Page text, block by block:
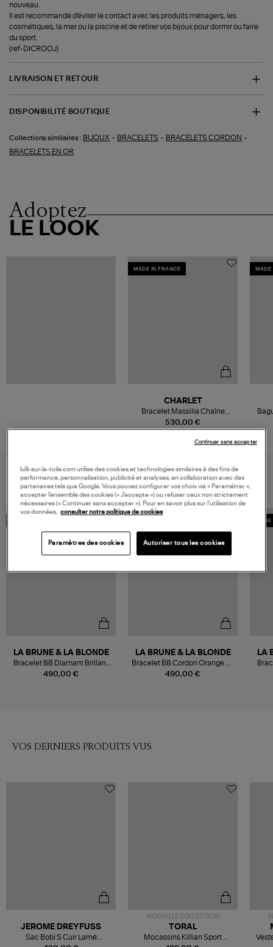
nouveau.
Il est recommandé d'éviter le contact avec les produits ménagers, les
cosmétiques, la mer ou la piscine et de retirer vos bijoux pour dormir ou faire
du sport.
(ref-DICROOJ)
LIVRAISON ET RETOUR
DISPONIBILITÉ BOUTIQUE
Collections similaires : BIJOUX - BRACELETS - BRACELETS CORDON -
BRACELETS EN OR
Adoptez
LE LOOK
MADE IN FRANCE
530,00 €
CHARLET
Bracelet Massilia Chaîne
Boule Or Jaune
MADE
VOUS AIMEREZ AUSSI
490,00 €
LA BRUNE & LA BLONDE
Bracelet BB Diamant Brillant
Cordon Rose Fluo Or Rose
490,00 €
LA BRUNE & LA BLONDE
Bracelet BB Cordon Orange Or
Jaune Diamant Brillant
LA
VOS DERNIERS PRODUITS VUS
JEROME DREYFUSS
Sac Bobi S Cuir Lamé
NOUVELLE COLLECTION
TORAL
Mocassins Killian Sport
lulli-sur-la-toile.com utilise des cookies et technologies similaires à des fins de
performance, personnalisation, publicité et analyses, en collaboration avec des
partenaires tels que Google. Vous pouvez configurer vos choix via « Paramétrer »,
accepter l’ensemble des cookies (« J’accepte ») ou refuser ceux non strictement
nécessaires (« Continuer sans accepter »). Pour en savoir plus sur l’utilisation de
vos données, consulter notre politique de cookies
Paramètres des cookies Autoriser tous les cookies
Continuer sans accepter